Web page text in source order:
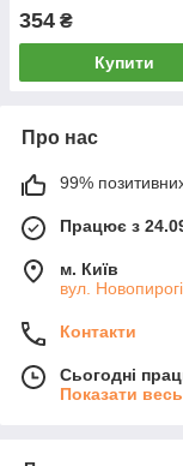
354 ₴
Купити
Про нас
99% позитивних
Працює з
м. Київ
вул.
Контакти
Сьогодні
Показати